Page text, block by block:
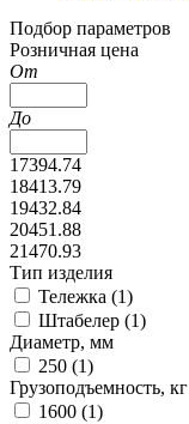
Подбор параметров
Розничная цена
От
До
17394.74
18413.79
19432.84
20451.88
21470.93
Тип изделия
Тележка (1)
Штабелер (1)
Диаметр, мм
250 (1)
Грузоподъемность, кг
1600 (1)